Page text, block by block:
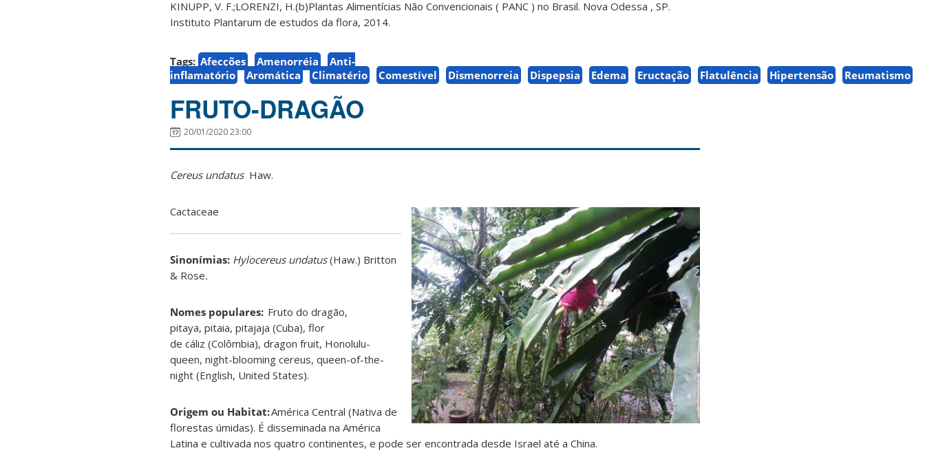
KINUPP, V. F.;LORENZI, H.(b)Plantas Alimentícias Não Convencionais ( PANC ) no Brasil. Nova Odessa , SP.
Instituto Plantarum de estudos da flora, 2014.
Tags: Afecções Amenorréia
Anti-
inflamatório
Aromática Climatério Comestível Dismenorreia Dispepsia Edema Eructação Flatulência Hipertensão Reumatismo
FRUTO-DRAGÃO
20/01/2020 23:00
Cereus undatusHaw.
Cactaceae
Sinonímias: Hylocereus undatus(Haw.) Britton
& Rose.
Nomes populares: Fruto do dragão,
pitaya, pitaia, pitajaja (Cuba), flor
de cáliz (Colômbia), dragon fruit, Honolulu-
queen, night-blooming cereus, queen-of-the-
night (English, United States).
Origem ou Habitat:América Central (Nativa de
florestas úmidas). É disseminada na América
Latina e cultivada nos quatro continentes, e pode ser encontrada desde Israel até a China.